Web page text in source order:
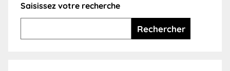
Saisissez votre recherche
Rechercher